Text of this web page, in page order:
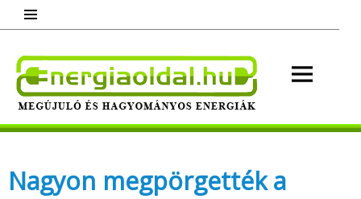
content
Megújuló és hagyományos energiák.
Nagyon megpörgették a